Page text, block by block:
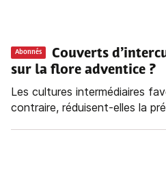
Abonnés
Couverts
sur la flore adventice ?
Les cultures intermédiaires
contraire, réduisent-elles la